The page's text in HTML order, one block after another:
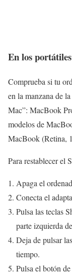
En los
Comprueba si tu
en la manzana de
Mac”: MacBook
modelos de
MacBook (Retina,
Para restablecer el
Apaga el
Conecta el
Pulsa las teclas
parte izquierda
Deja de pulsar
tiempo.
Pulsa el botón